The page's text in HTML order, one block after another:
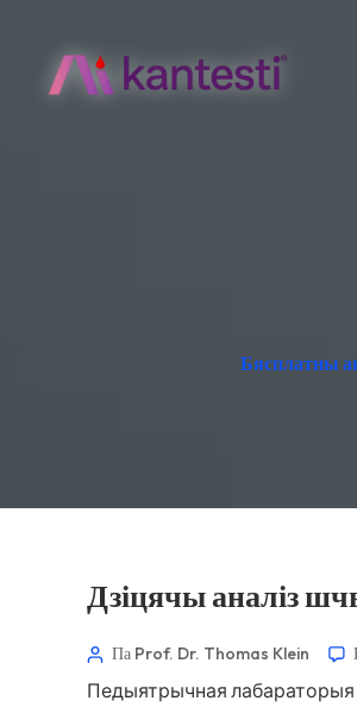
Бясплатны
Дзіцячы аналіз
Па Prof. Dr. Thomas Klein
Педыятрычная лабараторыя